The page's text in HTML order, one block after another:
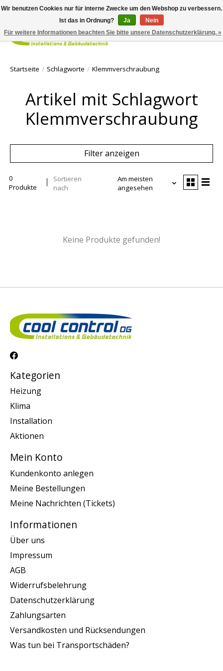
Ihr
Startseite / Schlagworte / Klemmverschraubung
Artikel mit Schlagwort
Klemmverschraubung
Filter anzeigen
0
Produkte
Sortieren
nach
Am meisten
angesehen
Keine Produkte gefunden!
Kategorien
Heizung
Klima
Installation
Aktionen
Mein Konto
Kundenkonto anlegen
Meine Bestellungen
Meine Nachrichten (Tickets)
Informationen
Über uns
Impressum
AGB
Widerrufsbelehrung
Datenschutzerklärung
Zahlungsarten
Versandkosten und Rücksendungen
Was tun bei Transportschäden?
Wir benutzen Cookies nur für interne Zwecke um den Webshop zu verbessern.
Ist das in Ordnung?
Ja
Nein
Für weitere Informationen beachten Sie bitte unsere Datenschutzerklärung. »